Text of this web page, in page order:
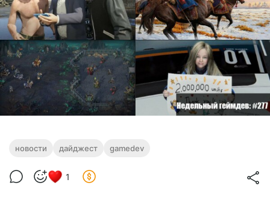
новости дайджест gamedev
1